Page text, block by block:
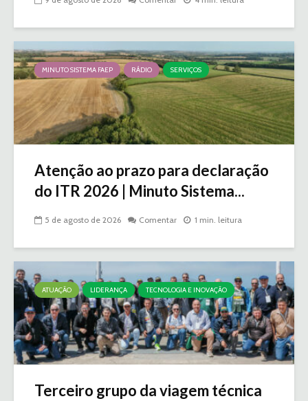
MINUTO SISTEMA FAEP RÁDIO SERVIÇOS
Atenção ao prazo para declaração
do ITR 2026 | Minuto Sistema...
5 de agosto de 2026 Comentar 1 min. leitura
ATUAÇÃO LIDERANÇA TECNOLOGIA E INOVAÇÃO
Terceiro grupo da viagem técnica